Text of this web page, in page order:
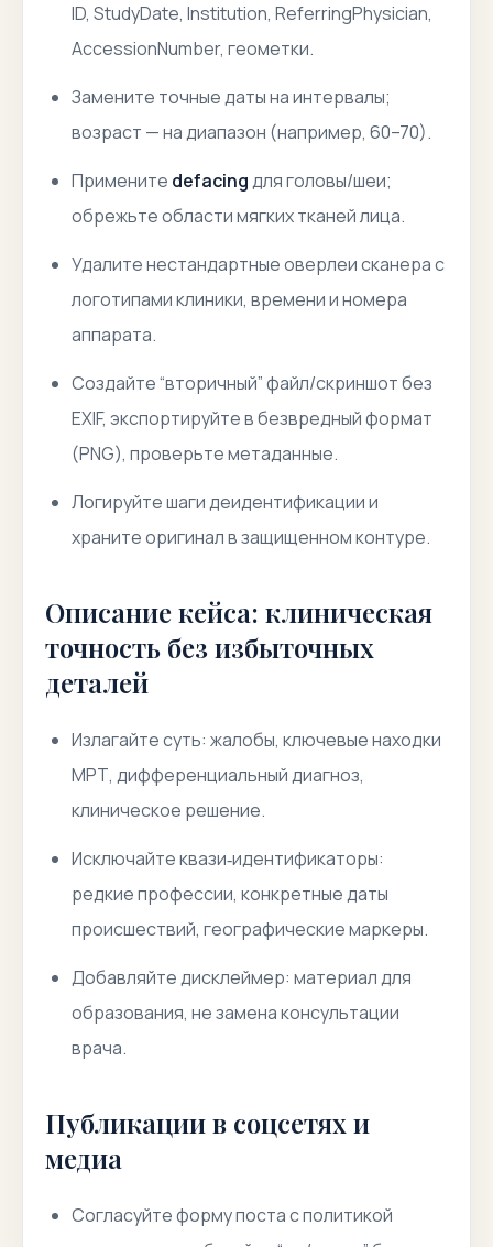
ID, StudyDate, Institution, ReferringPhysician,
AccessionNumber, геометки.
Замените точные даты на интервалы;
возраст — на диапазон (например, 60–70).
Примените defacingдля головы/шеи;
обрежьте области мягких тканей лица.
Удалите нестандартные оверлеи сканера с
логотипами клиники, времени и номера
аппарата.
Создайте “вторичный” файл/скриншот без
EXIF, экспортируйте в безвредный формат
(PNG), проверьте метаданные.
Логируйте шаги деидентификации и
храните оригинал в защищенном контуре.
Описание кейса: клиническая
точность без избыточных
деталей
Излагайте суть: жалобы, ключевые находки
МРТ, дифференциальный диагноз,
клиническое решение.
Исключайтеквази‑идентификаторы:
редкие профессии, конкретные даты
происшествий, географические маркеры.
Добавляйте дисклеймер: материал для
образования, не замена консультации
врача.
Публикации в соцсетях и
медиа
Согласуйте форму поста с политикой